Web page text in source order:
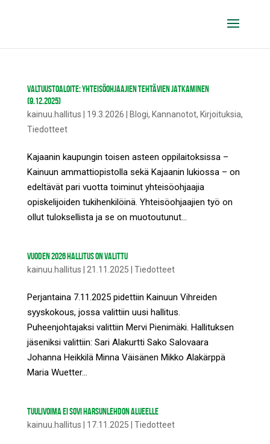
VALTUUSTOALOITE: YHTEISÖOHJAAJIEN TEHTÄVIEN JATKAMINEN
(9.12.2025)
kainuu.hallitus 19.3.2026 Blogi, Kannanotot, Kirjoituksia,
Tiedotteet
Kajaanin kaupungin toisen asteen oppilaitoksissa –
Kainuun ammattiopistolla sekä Kajaanin lukiossa – on
edeltävät pari vuotta toiminut yhteisöohjaajia
opiskelijoiden tukihenkilöinä. Yhteisöohjaajien työ on
ollut tuloksellista ja se on muotoutunut...
VUODEN 2026 HALLITUS ON VALITTU
kainuu.hallitus 21.11.2025 Tiedotteet
Perjantaina 7.11.2025 pidettiin Kainuun Vihreiden
syyskokous, jossa valittiin uusi hallitus.
Puheenjohtajaksi valittiin Mervi Pienimäki. Hallituksen
jäseniksi valittiin: Sari Alakurtti Sako Salovaara
Johanna Heikkilä Minna Väisänen Mikko Alakärppä
Maria Wuetter...
TUULIVOIMA EI SOVI HARSUNLEHDON ALUEELLE
kainuu.hallitus 17.11.2025 Tiedotteet